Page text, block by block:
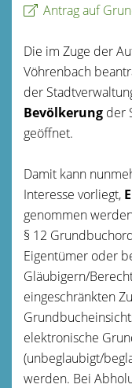
Antrag auf
Die im Zuge der
Vöhrenbach
der
Bevölkerung der
geöffnet.
Damit kann
Interesse vorliegt,
genommen
§ 12
Eigentümer oder
Gläubigern/
eingeschränkten
elektronische
(unbeglaubigt/
werden. Bei